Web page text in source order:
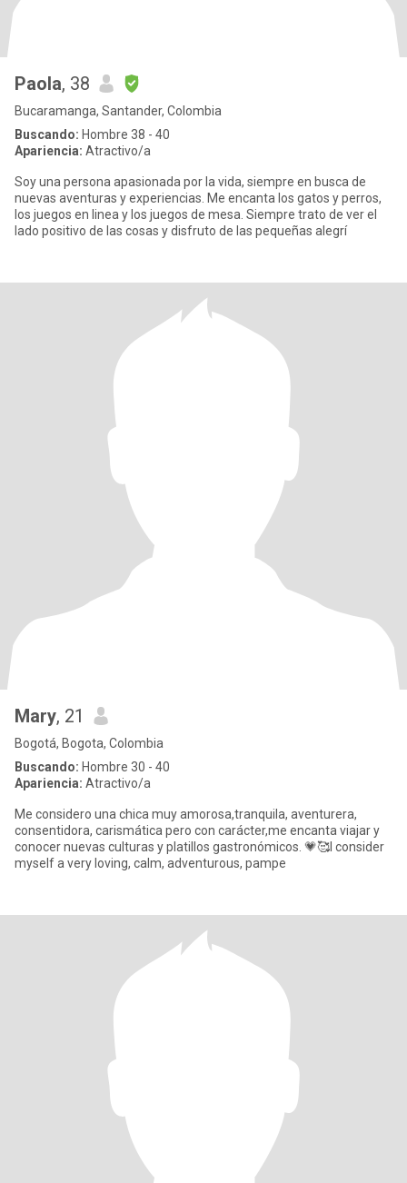
Paola, 38
Bucaramanga, Santander, Colombia
Buscando: Hombre 38 - 40
Apariencia: Atractivo/a
Soy una persona apasionada por la vida, siempre en busca de
nuevas aventuras y experiencias. Me encanta los gatos y perros,
los juegos en linea y los juegos de mesa. Siempre trato de ver el
lado positivo de las cosas y disfruto de las pequeñas alegrí
Mary, 21
Bogotá, Bogota, Colombia
Buscando: Hombre 30 - 40
Apariencia: Atractivo/a
Me considero una chica muy amorosa,tranquila, aventurera,
consentidora, carismática pero con carácter,me encanta viajar y
conocer nuevas culturas y platillos gastronómicos. 💗🥰I consider
myself a very loving, calm, adventurous, pampe